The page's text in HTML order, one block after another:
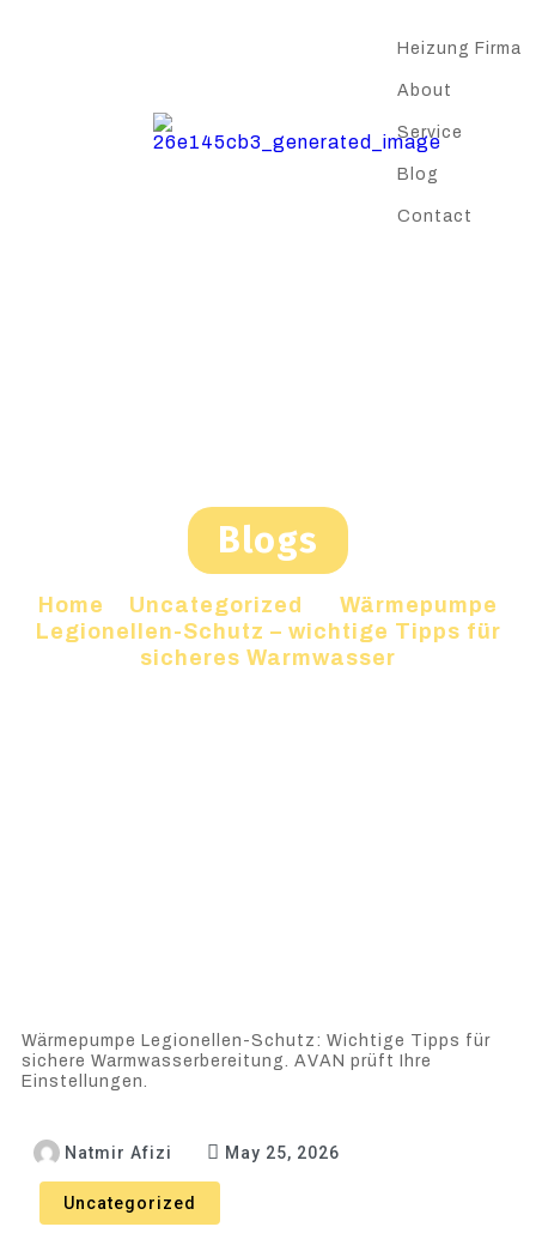
Heizung Firma
About
Service
Blog
Contact
Blogs
Home Uncategorized
Wärmepumpe
Legionellen-Schutz – wichtige Tipps für
sicheres Warmwasser
Wärmepumpe Legionellen-Schutz: Wichtige Tipps für
sichere Warmwasserbereitung. AVAN prüft Ihre
Einstellungen.
Natmir Afizi May 25, 2026
Uncategorized